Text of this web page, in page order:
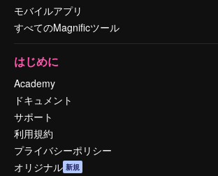
モバイルアプリ
すべてのMagnificツール
はじめに
Academy
ドキュメント
サポート
利用規約
プライバシーポリシー
オリジナル 新規